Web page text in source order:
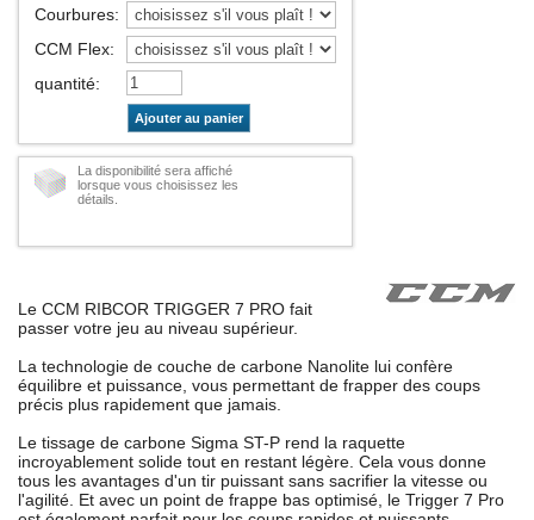
Courbures:
CCM Flex:
quantité:
Ajouter au panier
La disponibilité sera affiché
lorsque vous choisissez les
détails.
Le CCM RIBCOR TRIGGER 7 PRO fait
passer votre jeu au niveau supérieur.
La technologie de couche de carbone Nanolite lui confère
équilibre et puissance, vous permettant de frapper des coups
précis plus rapidement que jamais.
Le tissage de carbone Sigma ST-P rend la raquette
incroyablement solide tout en restant légère. Cela vous donne
tous les avantages d'un tir puissant sans sacrifier la vitesse ou
l'agilité. Et avec un point de frappe bas optimisé, le Trigger 7 Pro